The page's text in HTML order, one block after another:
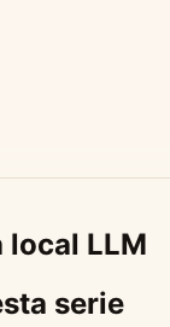
local LLM
serie